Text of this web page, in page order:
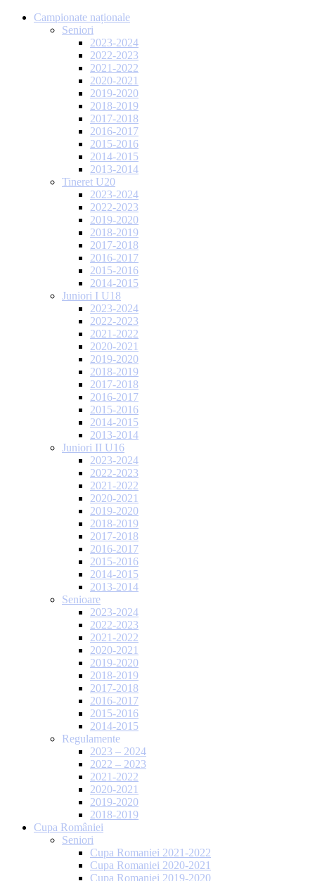
Campionate naționale
Seniori
2023-2024
2022-2023
2021-2022
2020-2021
2019-2020
2018-2019
2017-2018
2016-2017
2015-2016
2014-2015
2013-2014
Tineret U20
2023-2024
2022-2023
2019-2020
2018-2019
2017-2018
2016-2017
2015-2016
2014-2015
Juniori I U18
2023-2024
2022-2023
2021-2022
2020-2021
2019-2020
2018-2019
2017-2018
2016-2017
2015-2016
2014-2015
2013-2014
Juniori II U16
2023-2024
2022-2023
2021-2022
2020-2021
2019-2020
2018-2019
2017-2018
2016-2017
2015-2016
2014-2015
2013-2014
Senioare
2023-2024
2022-2023
2021-2022
2020-2021
2019-2020
2018-2019
2017-2018
2016-2017
2015-2016
2014-2015
Regulamente
2023 – 2024
2022 – 2023
2021-2022
2020-2021
2019-2020
2018-2019
Cupa României
Seniori
Cupa Romaniei 2021-2022
Cupa Romaniei 2020-2021
Cupa Romaniei 2019-2020